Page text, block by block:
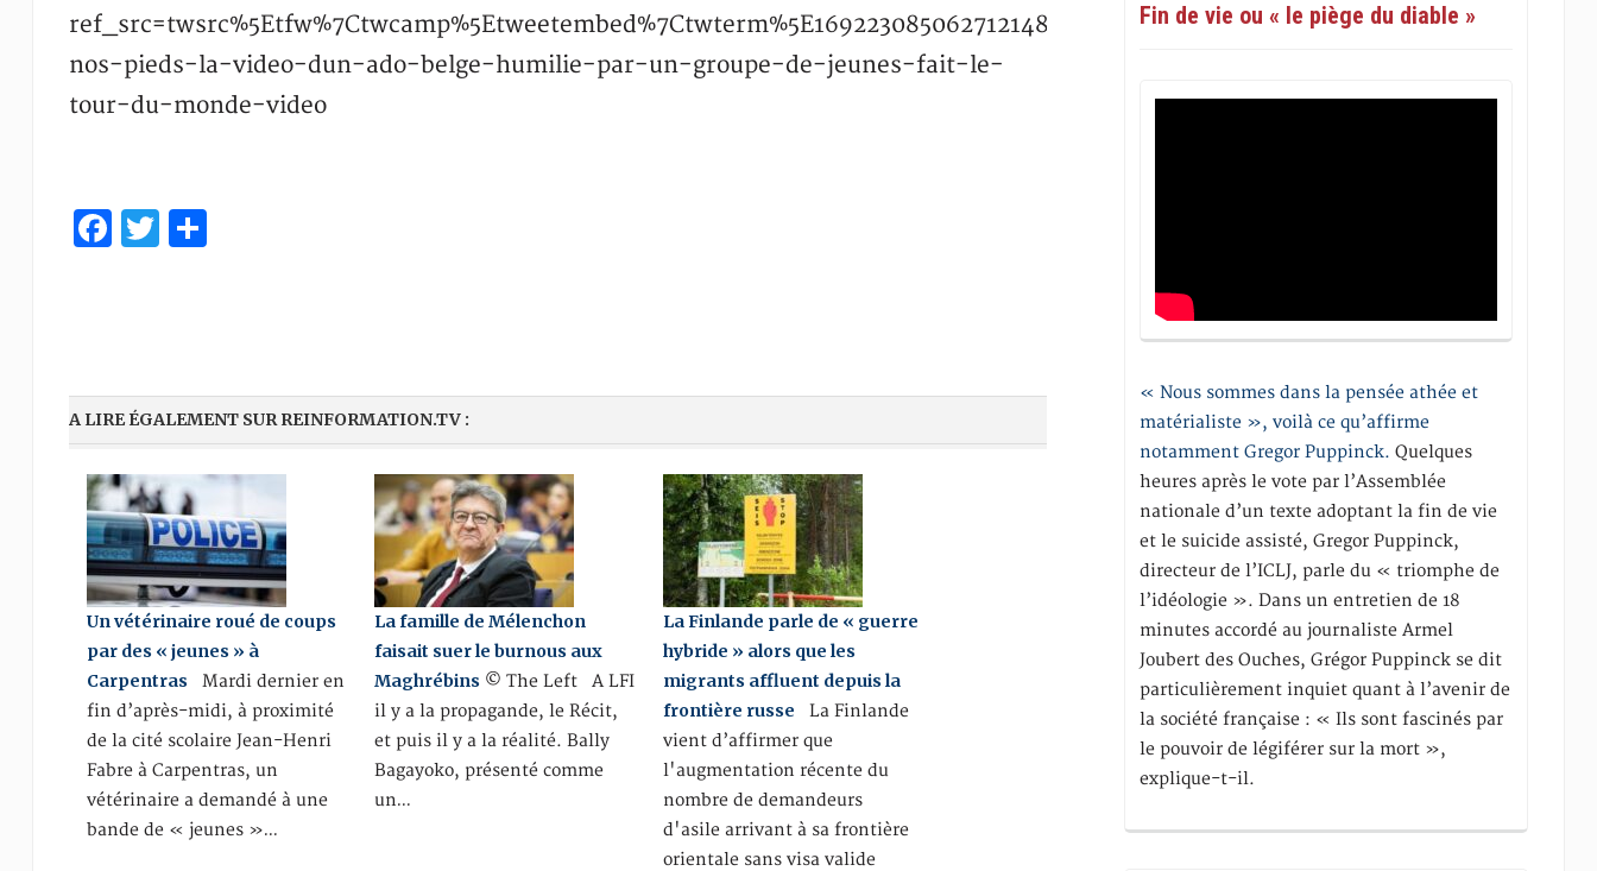
nos-pieds-la-video-dun-ado-belge-humilie-par-un-groupe-de-jeunes-fait-le-
tour-du-monde-video
Facebook
Twitter
Partager
A LIRE ÉGALEMENT SUR REINFORMATION.TV :
Un vétérinaire roué de coups
par des « jeunes » à
Carpentras Mardi dernier en
fin d’après-midi, à proximité
de la cité scolaire Jean-Henri
Fabre à Carpentras, un
vétérinaire a demandé à une
bande de « jeunes »…
La famille de Mélenchon
faisait suer le burnous aux
Maghrébins © The Left A LFI
il y a la propagande, le Récit,
et puis il y a la réalité. Bally
Bagayoko, présenté comme
un…
La Finlande parle de « guerre
hybride » alors que les
migrants affluent depuis la
frontière russe La Finlande
vient d’affirmer que
l'augmentation récente du
nombre de demandeurs
d'asile arrivant à sa frontière
orientale sans visa valide
Fin de vie ou « le piège du diable »
« Nous sommes dans la pensée athée et
matérialiste », voilà ce qu’affirme
notamment Gregor Puppinck. Quelques
heures après le vote par l’Assemblée
nationale d’un texte adoptant la fin de vie
et le suicide assisté, Gregor Puppinck,
directeur de l’ICLJ, parle du « triomphe de
l’idéologie ». Dans un entretien de 18
minutes accordé au journaliste Armel
Joubert des Ouches, Grégor Puppinck se dit
particulièrement inquiet quant à l’avenir de
la société française : « Ils sont fascinés par
le pouvoir de légiférer sur la mort »,
explique-t-il.